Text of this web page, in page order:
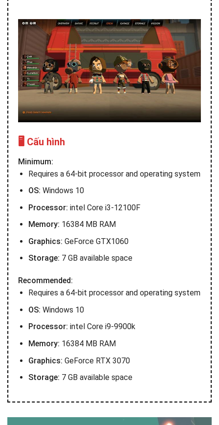
🖥️ Cấu hình
Minimum:
Requires a 64-bit processor and operating system
OS: Windows 10
Processor: intel Core i3-12100F
Memory: 16384 MB RAM
Graphics: GeForce GTX1060
Storage: 7 GB available space
Recommended:
Requires a 64-bit processor and operating system
OS: Windows 10
Processor: intel Core i9-9900k
Memory: 16384 MB RAM
Graphics: GeForce RTX 3070
Storage: 7 GB available space